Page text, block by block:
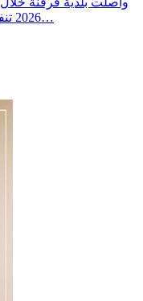
2026 تنفيذ سلسلة من التدخلات الميدانية بمختلف…